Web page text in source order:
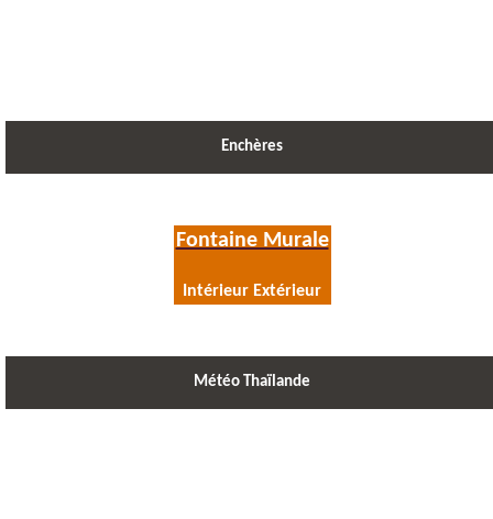
Enchères
Fontaine Murale
Intérieur Extérieur
Météo Thaïlande